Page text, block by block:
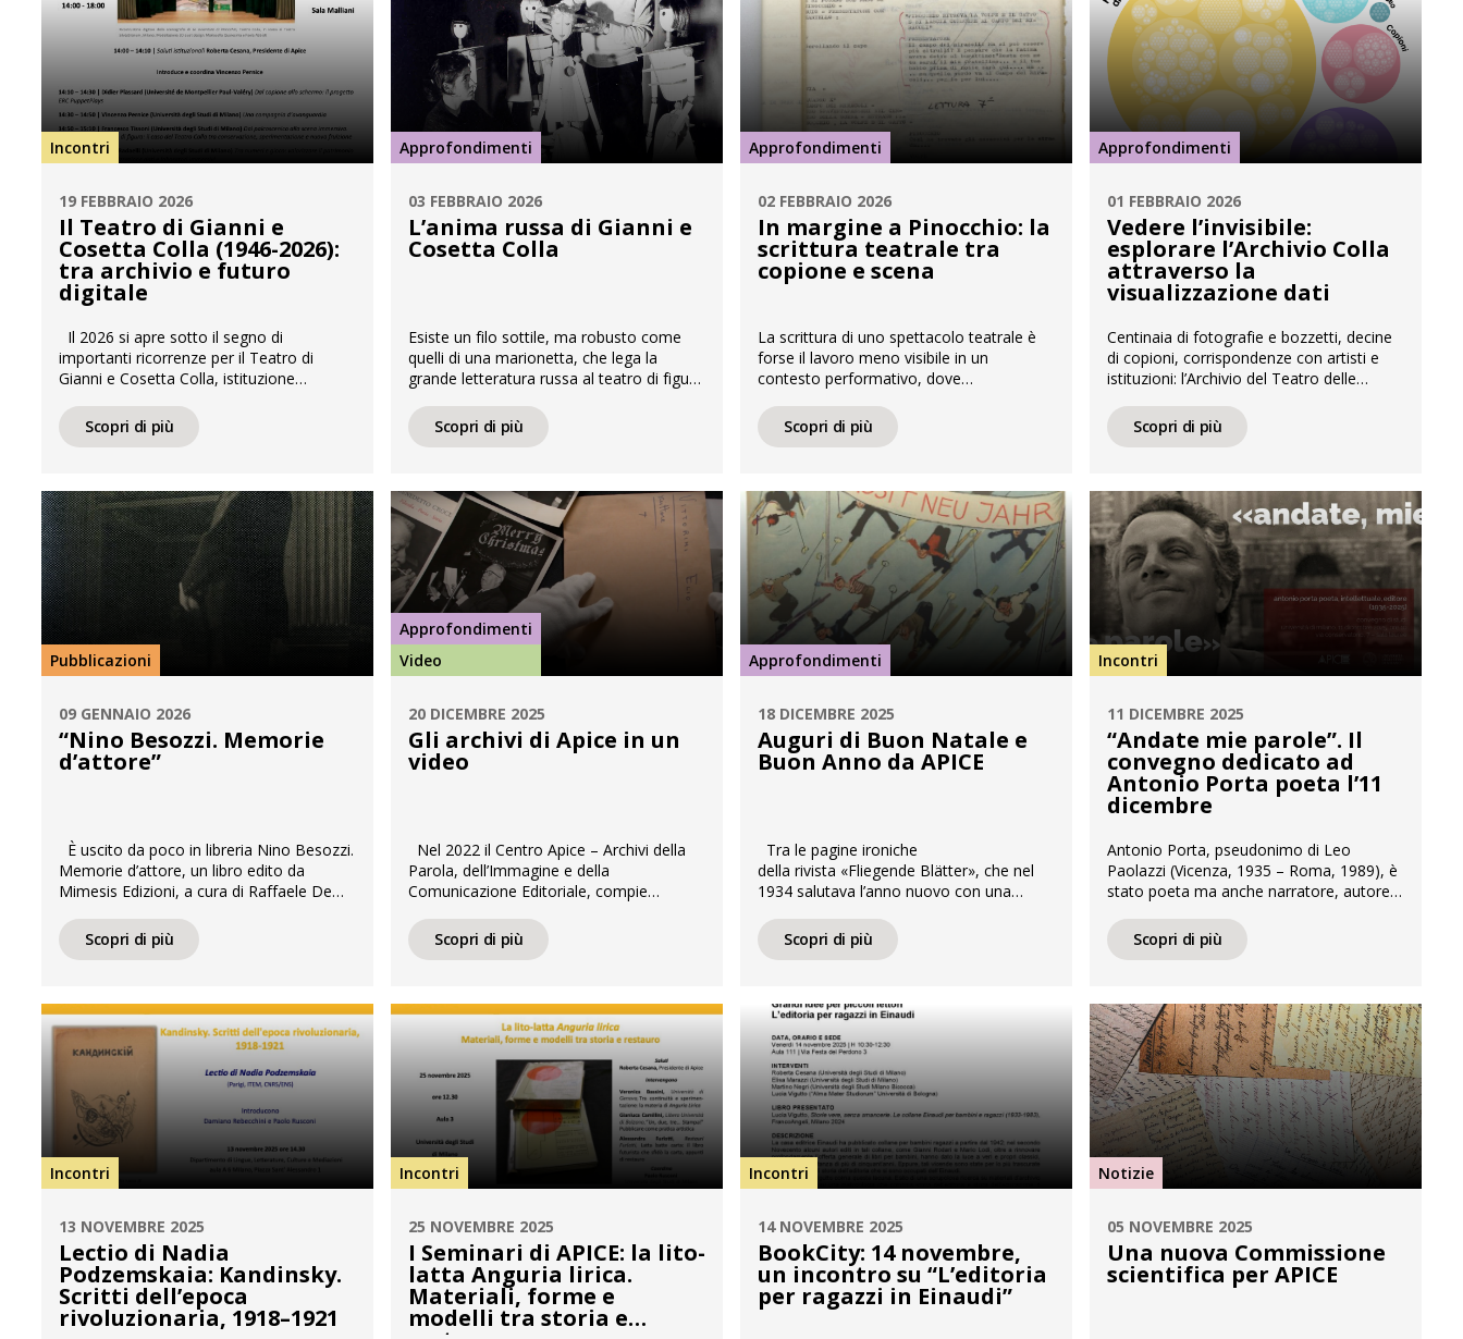
Nazionale Braidense, propone una
riflessione sulle dinamiche […]
deposito inerte, ma come uno spazio
relazionale. […]
Incontri
19 FEBBRAIO 2026
Il Teatro di Gianni e
Cosetta Colla (1946-2026):
tra archivio e futuro
digitale
Il 2026 si apre sotto il segno di
importanti ricorrenze per il Teatro di
Gianni e Cosetta Colla, istituzione
e internazionale. In occasione dei 120
anni dalla nascita di Gianni Colla, dei 90
moderno della Compagnia, APICE, […]
Scopri di più
Approfondimenti
03 FEBBRAIO 2026
L’anima russa di Gianni e
Cosetta Colla
Esiste un filo sottile, ma robusto come
quelli di una marionetta, che lega la
grande letteratura russa al teatro di figura
Gianni e Cosetta Colla, tra la fine degli
anni Settanta e la metà degli anni
profondità. Non si […]
Scopri di più
Approfondimenti
02 FEBBRAIO 2026
In margine a Pinocchio: la
scrittura teatrale tra
copione e scena
La scrittura di uno spettacolo teatrale è
forse il lavoro meno visibile in un
contesto performativo, dove
coinvolgono altri linguaggi che non siano
la parola scritta. Tuttavia, bisogna
drammaturgia sono strumenti
fondamentali per la buona riuscita di uno
spettacolo. […]
Scopri di più
Approfondimenti
01 FEBBRAIO 2026
Vedere l’invisibile:
esplorare l’Archivio Colla
attraverso la
visualizzazione dati
Centinaia di fotografie e bozzetti, decine
di copioni, corrispondenze con artisti e
istituzioni: l’Archivio del Teatro delle
custodisce un patrimonio straordinario
che documenta quasi duecento anni di
questa ricchezza? Come si possono
scoprire connessioni tra […]
Scopri di più
Pubblicazioni
09 GENNAIO 2026
“Nino Besozzi. Memorie
d’attore”
È uscito da poco in libreria Nino Besozzi.
Memorie d’attore, un libro edito da
Mimesis Edizioni, a cura di Raffaele De
all’attore milanese di cui APICE conserva
l’archivio. Il volume approfondisce la vita e
documentazione di 29 grandi album che
[…]
Scopri di più
Approfondimenti
Video
20 DICEMBRE 2025
Gli archivi di Apice in un
video
Nel 2022 il Centro Apice – Archivi della
Parola, dell’Immagine e della
Comunicazione Editoriale, compie
attività scientifiche per celebrare questo
importante anniversario. Nell’attesa,
racconti per immagini quello che Apice è
diventato: un luogo […]
Scopri di più
Approfondimenti
18 DICEMBRE 2025
Auguri di Buon Natale e
Buon Anno da APICE
Tra le pagine ironiche
della rivista «Fliegende Blätter», che nel
1934 salutava l’anno nuovo con una
cielo alpino, riscopriamo oggi un
frammento prezioso della stampa
«Fliegende Blätter» fu per un secolo, dal
1844 al 1944, uno dei settimanali
umoristico-satirici più amati della
Germania. Usciva […]
Scopri di più
Incontri
11 DICEMBRE 2025
“Andate mie parole”. Il
convegno dedicato ad
Antonio Porta poeta l’11
dicembre
Antonio Porta, pseudonimo di Leo
Paolazzi (Vicenza, 1935 – Roma, 1989), è
stato poeta ma anche narratore, autore
instancabile funzionario editoriale e
organizzatore culturale, fra i maggiori
partecipò al Gruppo ’63) e poi
protagonista – a partire dagli anni Ottanta
– di […]
Scopri di più
Incontri
13 NOVEMBRE 2025
Lectio di Nadia
Podzemskaia: Kandinsky.
Scritti dell’epoca
rivoluzionaria, 1918–1921
Incontri
25 NOVEMBRE 2025
I Seminari di APICE: la lito-
latta Anguria lirica.
Materiali, forme e
modelli tra storia e
Incontri
14 NOVEMBRE 2025
BookCity: 14 novembre,
un incontro su “L’editoria
per ragazzi in Einaudi”
Notizie
05 NOVEMBRE 2025
Una nuova Commissione
scientifica per APICE